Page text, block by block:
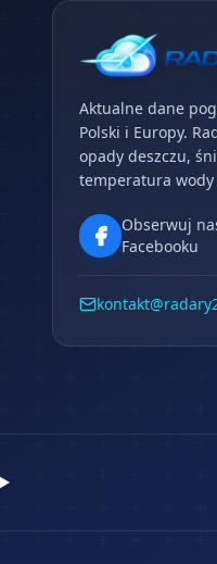
Aktualne dane
Polski i Europy.
opady deszczu,
temperatura wody
Obserwuj
Facebooku